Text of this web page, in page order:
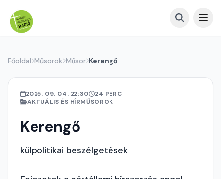
Főoldal Műsorok Műsor Kerengő
2025. 09. 04. 22:30
24 PERC
AKTUÁLIS ÉS HÍRMŰSOROK
Kerengő
külpolitikai beszélgetések